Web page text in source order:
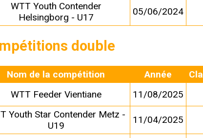
WTT Youth Contender
Helsingborg - U17
05/06/2024
double
Nom de la compétition Année
WTT Feeder Vientiane
11/08/2025
Youth Star Contender Metz -
U19
11/04/2025